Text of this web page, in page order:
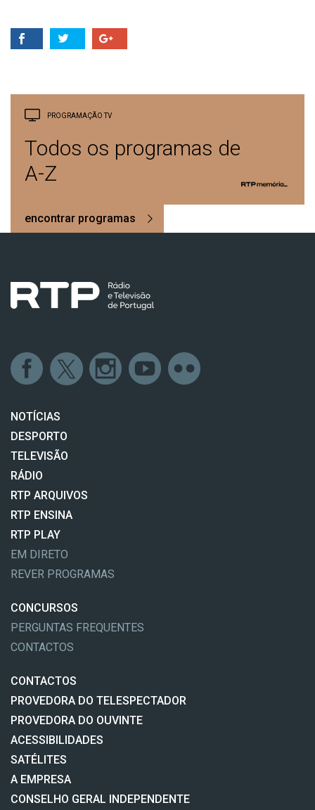
PROGRAMAÇÃO TV
Todos os programas de
A-Z
encontrar programas
NOTÍCIAS
DESPORTO
TELEVISÃO
RÁDIO
RTP ARQUIVOS
RTP ENSINA
RTP PLAY
EM DIRETO
REVER PROGRAMAS
CONCURSOS
PERGUNTAS FREQUENTES
CONTACTOS
CONTACTOS
PROVEDORA DO TELESPECTADOR
PROVEDORA DO OUVINTE
ACESSIBILIDADES
SATÉLITES
A EMPRESA
CONSELHO GERAL INDEPENDENTE